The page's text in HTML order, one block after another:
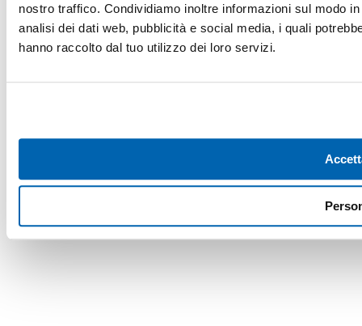
nostro traffico. Condividiamo inoltre informazioni sul modo
analisi dei dati web, pubblicità e social media, i quali
hanno raccolto dal tuo utilizzo dei loro servizi.